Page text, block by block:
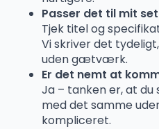
Passer det til mit
Tjek titel og
Vi skriver det
uden gætværk.
Er det nemt at
Ja – tanken er, at du
med det samme
kompliceret.